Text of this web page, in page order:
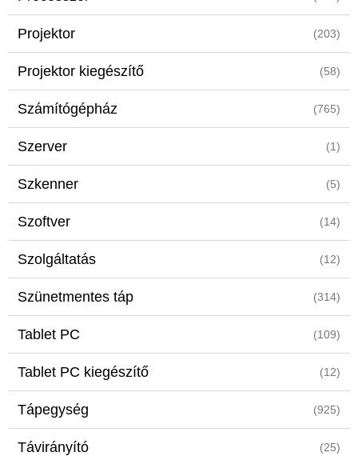
Projektor (203)
Projektor kiegészítő (58)
Számítógépház (765)
Szerver (1)
Szkenner (5)
Szoftver (14)
Szolgáltatás (12)
Szünetmentes táp (314)
Tablet PC (109)
Tablet PC kiegészítő (12)
Tápegység (925)
Távirányító (25)